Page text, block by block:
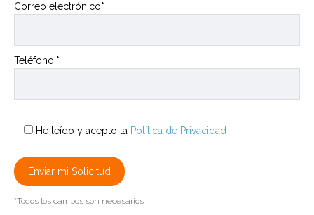
Correo electrónico*
Teléfono:*
He leído y acepto la Política de Privacidad
*Todos los campos son necesarios